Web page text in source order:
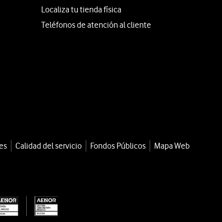
Localiza tu tienda física
Teléfonos de atención al cliente
Calidad del servicio Fondos Públicos Mapa Web